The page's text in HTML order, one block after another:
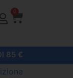
0
85 €